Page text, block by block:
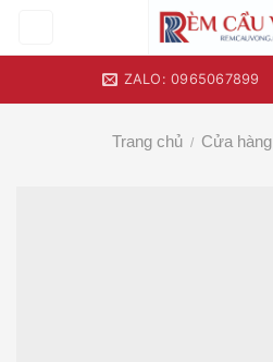
ZALO: 0965067899
Trang chủ / Cửa hàng